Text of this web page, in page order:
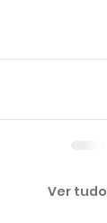
Ver tudo